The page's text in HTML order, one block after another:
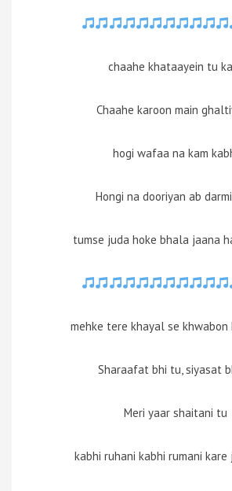
chaahe khataayein tu
Chaahe karoon main
hogi wafaa na kam
Hongi na dooriyan ab
tumse juda hoke bhala jaana
mehke tere khayal se khwabon
Sharaafat bhi tu, siyasat
Meri yaar shaitani tu
kabhi ruhani kabhi rumani